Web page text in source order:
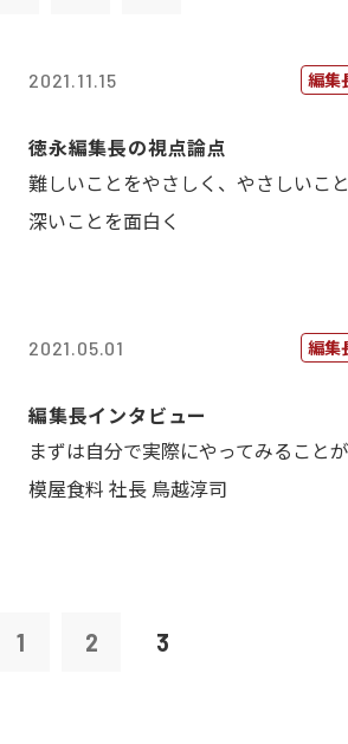
2021.11.15 編集
徳永編集長の視点論点
難しいことをやさしく、やさしいこと
深いことを面白く
2021.05.01 編集
編集長インタビュー
まずは自分で実際にやってみること
模屋食料 社長 鳥越淳司
1 2 3